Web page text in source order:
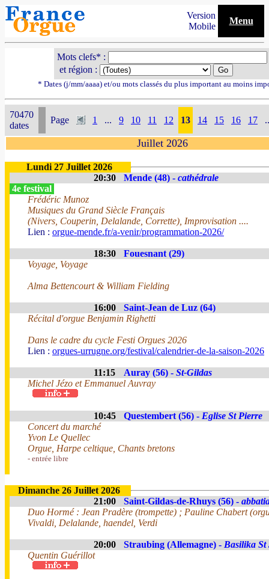
Version
Mobile
Menu
Mots clefs* :
et région :
* Dates (j/mm/aaaa) et/ou mots classés du plus important au moins
70470
dates
Page 1 ... 9 10 11 12 13 14 15 16 17
Juillet 2026
Lundi 27 Juillet 2026
20:30
Mende (48) - cathédrale
4e festival
Frédéric Munoz
Musiques du Grand Siècle Français
(Nivers, Couperin, Delalande, Corrette), Improvisation ....
Lien : orgue-mende.fr/a-venir/programmation-2026/
18:30
Fouesnant (29)
Voyage, Voyage
Alma Bettencourt & William Fielding
16:00
Saint-Jean de Luz (64)
Récital d'orgue Benjamin Righetti
Dans le cadre du cycle Festi Orgues 2026
Lien : orgues-urrugne.org/festival/calendrier-de-la-saison-2026
11:15 Auray (56) - St-Gildas
Michel Jézo et Emmanuel Auvray
10:45 Questembert (56) - Eglise St Pierre
Concert du marché
Yvon Le Quellec
Orgue, Harpe celtique, Chants bretons
- entrée libre
Dimanche 26 Juillet 2026
21:00
Saint-Gildas-de-Rhuys (56) -
Duo Hormé : Jean Pradère (trompette) ; Pauline Chabert
Vivaldi, Delalande, haendel, Verdi
20:00 Straubing (Allemagne) - Basilika St
Quentin Guérillot